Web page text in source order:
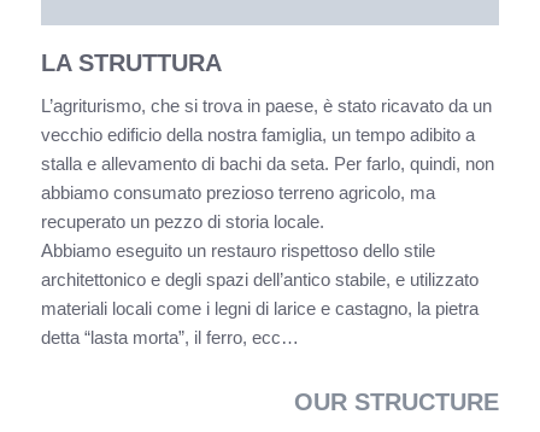
LA STRUTTURA
L’agriturismo, che si trova in paese, è stato ricavato da un
vecchio edificio della nostra famiglia, un tempo adibito a
stalla e allevamento di bachi da seta. Per farlo, quindi, non
abbiamo consumato prezioso terreno agricolo, ma
recuperato un pezzo di storia locale.
Abbiamo eseguito un restauro rispettoso dello stile
architettonico e degli spazi dell’antico stabile, e utilizzato
materiali locali come i legni di larice e castagno, la pietra
detta “lasta morta”, il ferro, ecc…
OUR STRUCTURE